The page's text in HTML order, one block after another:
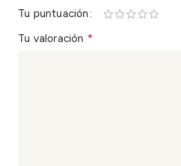
Tu puntuación
Tu valoración *